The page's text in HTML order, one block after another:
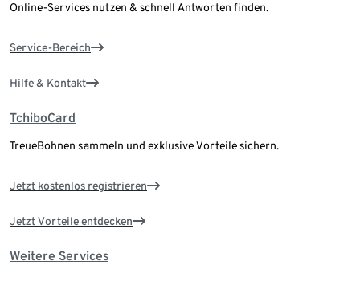
Online-Services nutzen & schnell Antworten finden.
Service-Bereich
Hilfe & Kontakt
TchiboCard
TreueBohnen sammeln und exklusive Vorteile sichern.
Jetzt kostenlos registrieren
Jetzt Vorteile entdecken
Weitere Services